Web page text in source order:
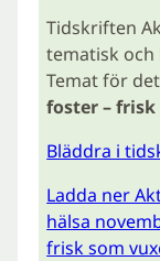
Tidskriften
tematisk och
Temat för
foster – frisk
Bläddra i
Ladda ner
hälsa
frisk som